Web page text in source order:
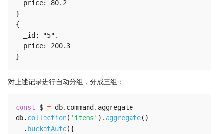
  price: 80.2
}
{
  _id: "5",
  price: 200.3
对上述记录进行自动分组，分成三组：
const $ = db. command . aggregate
db. collection( 'items' ) . aggregate( )
. bucketAuto({